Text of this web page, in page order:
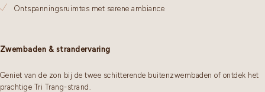
Ontspanningsruimtes met serene ambiance
Zwembaden & strandervaring
Geniet van de zon bij de twee schitterende buitenzwembaden of ontdek het
prachtige Tri Trang-strand.